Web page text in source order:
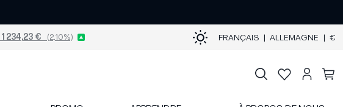
1 234,23 € (2,10%) FRANÇAIS | ALLEMAGNE | €